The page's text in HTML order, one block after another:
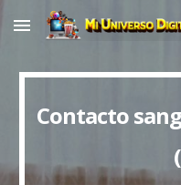
Skip to main content
Contacto